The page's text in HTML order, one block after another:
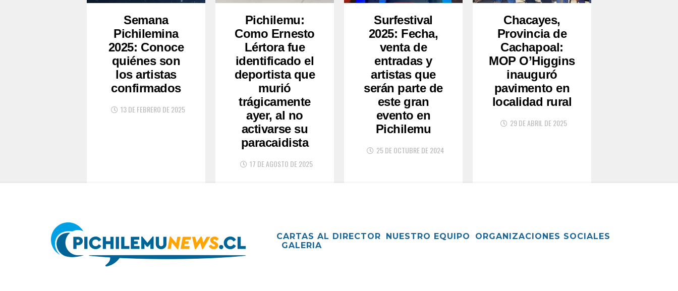
Semana
Pichilemina
2025: Conoce
quiénes son
los artistas
confirmados
13 DE FEBRERO DE 2025
Pichilemu:
Como Ernesto
Lértora fue
identificado el
deportista que
murió
trágicamente
ayer, al no
activarse su
paracaidista
17 DE AGOSTO DE 2025
Surfestival
2025: Fecha,
venta de
entradas y
artistas que
serán parte de
este gran
evento en
Pichilemu
25 DE OCTUBRE DE 2024
Chacayes,
Provincia de
Cachapoal:
MOP O’Higgins
inauguró
pavimento en
localidad rural
29 DE ABRIL DE 2025
CARTAS AL DIRECTOR NUESTRO EQUIPO
ORGANIZACIONES SOCIALES
GALERIA